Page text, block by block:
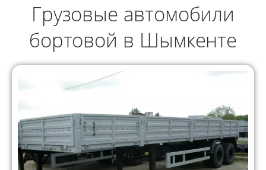
Грузовые автомобили
бортовой в Шымкенте